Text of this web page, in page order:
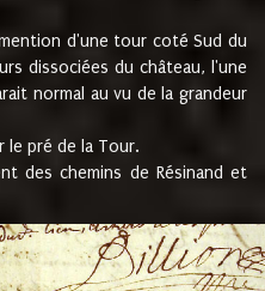
d'une tour coté Sud du
dissociées du château, l'une
normal au vu de la grandeur
le pré de la Tour.
des chemins de Résinand et